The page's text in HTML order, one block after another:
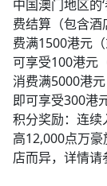
中国澳门地区的
费结算（包含
费满1500港元
可享受100港元
消费满5000港
即可享受300港
积分奖励：连
高12,000点万
店而异，详情请